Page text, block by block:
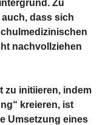
Zu
dass sich
nachvollziehen
zu initiieren, indem
kreieren, ist
Umsetzung eines